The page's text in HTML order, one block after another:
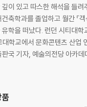
두 거장-피사로, 시슬레
나다: 자포니즘
법: 상징주의와 신인상파
기〉-고흐, 고갱
의 걸작, 일본에서 사라지다
리다-세잔, 피카소, 마티스
로운 영혼의 화가들-툴루즈 로
리안, 칸딘스키, 클레, 함메르
이 있고 따스한 해석을 들려
축학과를 졸업하고 월간 『객
학을 떠났다. 런던 시티대학
학교에서 문화콘텐츠 산업
국 기자, 예술의전당 아카
세종사이버대학교 교양학부
프로TV」 등에서 대중을 위한
미술관 산책』, 『클림트』, 예술